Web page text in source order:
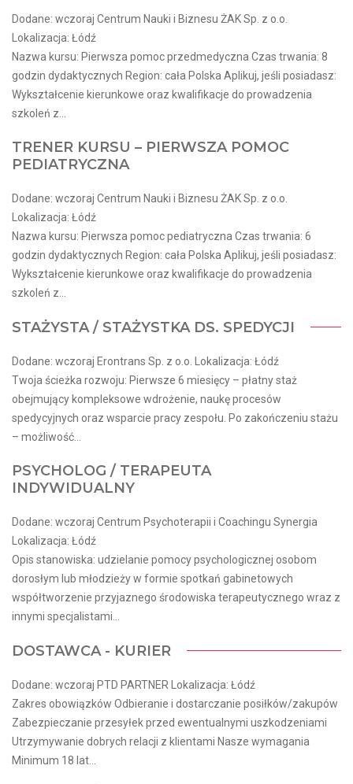
Dodane: wczoraj Centrum Nauki i Biznesu ŻAK Sp. z o.o.
Lokalizacja: Łódź
Nazwa kursu: Pierwsza pomoc przedmedyczna Czas trwania: 8
godzin dydaktycznych Region: cała Polska Aplikuj, jeśli posiadasz:
Wykształcenie kierunkowe oraz kwalifikacje do prowadzenia
szkoleń z...
TRENER KURSU – PIERWSZA POMOC
PEDIATRYCZNA
Dodane: wczoraj Centrum Nauki i Biznesu ŻAK Sp. z o.o.
Lokalizacja: Łódź
Nazwa kursu: Pierwsza pomoc pediatryczna Czas trwania: 6
godzin dydaktycznych Region: cała Polska Aplikuj, jeśli posiadasz:
Wykształcenie kierunkowe oraz kwalifikacje do prowadzenia
szkoleń z...
STAŻYSTA / STAŻYSTKA DS. SPEDYCJI
Dodane: wczoraj Erontrans Sp. z o.o. Lokalizacja: Łódź
Twoja ścieżka rozwoju: Pierwsze 6 miesięcy – płatny staż
obejmujący kompleksowe wdrożenie, naukę procesów
spedycyjnych oraz wsparcie pracy zespołu. Po zakończeniu stażu
– możliwość...
PSYCHOLOG / TERAPEUTA
INDYWIDUALNY
Dodane: wczoraj Centrum Psychoterapii i Coachingu Synergia
Lokalizacja: Łódź
Opis stanowiska: udzielanie pomocy psychologicznej osobom
dorosłym lub młodzieży w formie spotkań gabinetowych
współtworzenie przyjaznego środowiska terapeutycznego wraz z
innymi specjalistami...
DOSTAWCA - KURIER
Dodane: wczoraj PTD PARTNER Lokalizacja: Łódź
Zakres obowiązków Odbieranie i dostarczanie posiłków/zakupów
Zabezpieczanie przesyłek przed ewentualnymi uszkodzeniami
Utrzymywanie dobrych relacji z klientami Nasze wymagania
Minimum 18 lat...